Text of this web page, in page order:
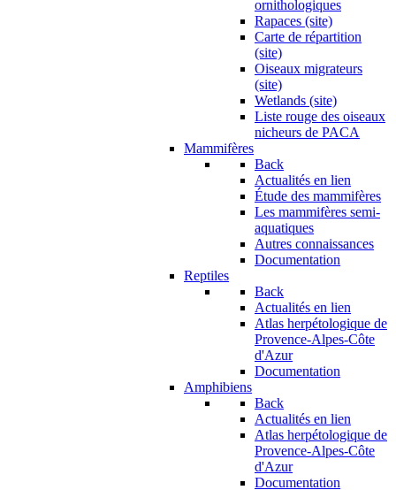
ornithologiques
Rapaces (site)
Carte de répartition
(site)
Oiseaux migrateurs
(site)
Wetlands (site)
Liste rouge des oiseaux
nicheurs de PACA
Mammifères
Back
Actualités en lien
Étude des mammifères
Les mammifères semi-
aquatiques
Autres connaissances
Documentation
Reptiles
Back
Actualités en lien
Atlas herpétologique de
Provence-Alpes-Côte
d'Azur
Documentation
Amphibiens
Back
Actualités en lien
Atlas herpétologique de
Provence-Alpes-Côte
d'Azur
Documentation